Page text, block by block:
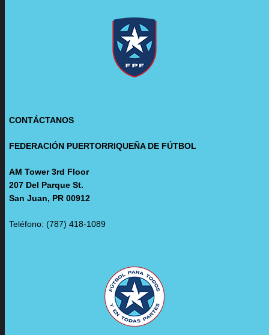
CONTÁCTANOS
FEDERACIÓN PUERTORRIQUEÑA DE FÚTBOL
AM Tower 3rd Floor
207 Del Parque St.
San Juan, PR 00912
Teléfono: (787) 418-1089